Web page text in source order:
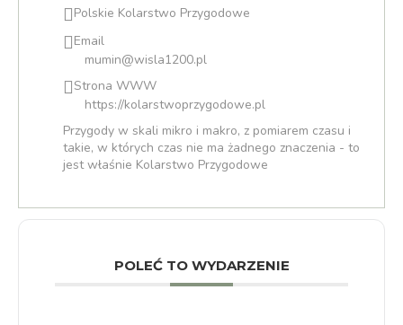
Polskie Kolarstwo Przygodowe
Email
mumin@wisla1200.pl
Strona WWW
https://kolarstwoprzygodowe.pl
Przygody w skali mikro i makro, z pomiarem czasu i
takie, w których czas nie ma żadnego znaczenia - to
jest właśnie Kolarstwo Przygodowe
POLEĆ TO WYDARZENIE